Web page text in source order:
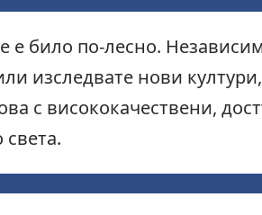
било по-лесно.
изследвате нови
с висококачествени,